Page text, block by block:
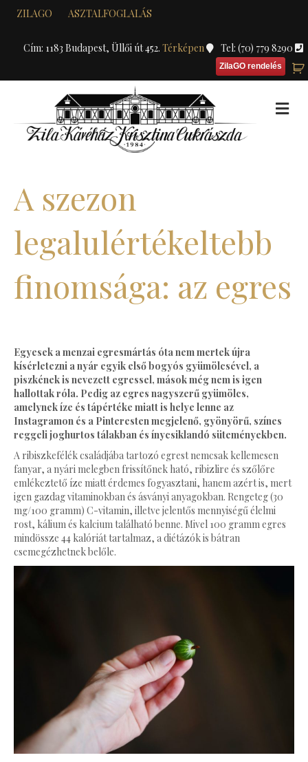
ZILAGO ASZTALFOGLALÁS
Cím: 1183 Budapest, Üllői út 452. Térképen Tel: (70) 779 8290
ZilaGO rendelés
A szezon
legalulértékeltebb
finomsága: az egres
Egyesek a menzai egresmártás óta nem mertek újra
kísérletezni a nyár egyik első bogyós gyümölcsével, a
piszkének is nevezett egressel, mások még nem is igen
hallottak róla. Pedig az egres nagyszerű gyümölcs,
amelynek íze és tápértéke miatt is helye lenne az
Instagramon és a Pinteresten megjelenő, gyönyörű, színes
reggeli joghurtos tálakban és ínycsiklandó süteményekben.
A ribiszkefélék családjába tartozó egrest nemcsak kellemesen
fanyar, a nyári melegben frissítőnek ható, ribizlire és szőlőre
emlékeztető íze miatt érdemes fogyasztani, hanem azért is, mert
igen gazdag vitaminokban és ásványi anyagokban. Rengeteg (30
mg/100 gramm) C-vitamin, illetve jelentős mennyiségű élelmi
rost, kálium és kalcium található benne. Mivel 100 gramm egres
mindössze 44 kalóriát tartalmaz, a diétázók is bátran
csemegézhetnek belőle.